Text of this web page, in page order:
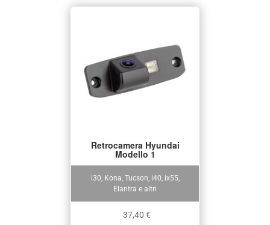
retromarcia per Hyundai in diverse configurazioni in base al tipo di veicolo,
all'illuminazione della targa con lampadina o illuminazione LED.
di integrare nella telecamera di retromarcia funzioni aggiuntive, come modalità
notturna con illuminazione a LED a 4 luci, illuminazione IR-LED o linee guida di
parcheggio dinamiche che si muovono in base al movimento del veicolo. Non
avete trovato una telecamera adatta al vostro veicolo? Le
i30, Kona, Tucson, i40, ix55,
Elantra e altri
Retrocamera Hyundai
Modello 1
37,40 €